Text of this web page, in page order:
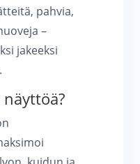
pahvia,
–
jakeeksi